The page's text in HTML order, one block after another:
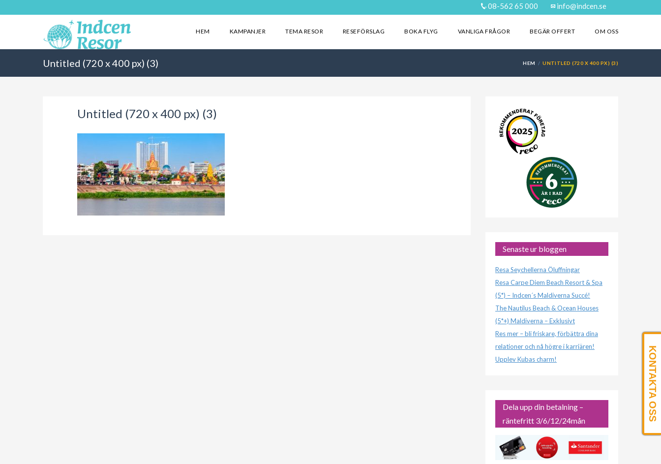
08-562 65 000 info@indcen.se
HEM KAMPANJER TEMA RESOR RESEFÖRSLAG BOKA FLYG VANLIGA FRÅGOR BEGÄR OFFERT OM OSS
Untitled (720 x 400 px) (3) HEM UNTITLED (720 X 400 PX) (3)
Untitled (720 x 400 px) (3)
Senaste ur bloggen
Resa Seychellerna Öluffningar
Resa Carpe Diem Beach Resort & Spa
(5*) – Indcen´s Maldiverna Succé!
The Nautilus Beach & Ocean Houses
(5*+) Maldiverna – Exklusivt
Res mer – bli friskare, förbättra dina
relationer och nå högre i karriären!
Upplev Kubas charm!
Dela upp din betalning –
räntefritt 3/6/12/24mån
KONTAKTA OSS